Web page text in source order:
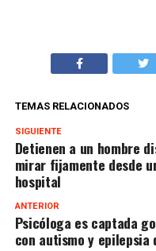
TEMAS RELACIONADOS
SIGUIENTE
Detienen a un hombre
mirar fijamente desde
hospital
ANTERIOR
Psicóloga es captada
con autismo y